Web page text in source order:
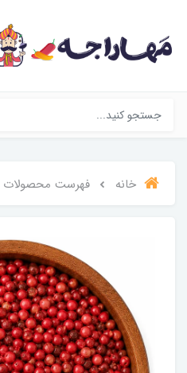
خانه فهرست محصولات